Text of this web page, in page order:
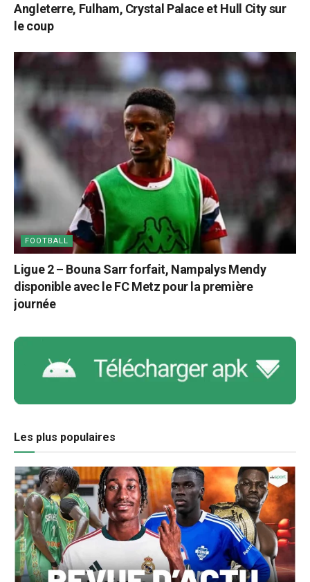
Angleterre, Fulham, Crystal Palace et Hull City sur
le coup
FOOTBALL
Ligue 2 – Bouna Sarr forfait, Nampalys Mendy
disponible avec le FC Metz pour la première
journée
Les plus populaires